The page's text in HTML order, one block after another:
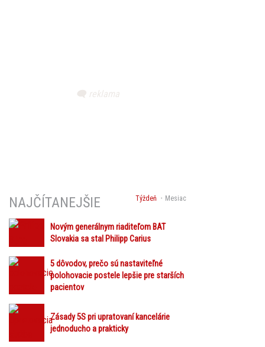
Týždeň Mesiac
NAJČÍTANEJŠIE
Novým generálnym riaditeľom BAT
Slovakia sa stal Philipp Carius
5 dôvodov, prečo sú nastaviteľné
polohovacie postele lepšie pre starších
pacientov
Zásady 5S pri upratovaní kancelárie
jednoducho a prakticky